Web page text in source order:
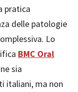
pratica
delle patologie
Lo
BMC Oral
sia
italiani, ma non